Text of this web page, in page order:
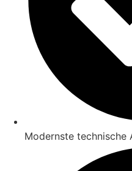
Modernste technische